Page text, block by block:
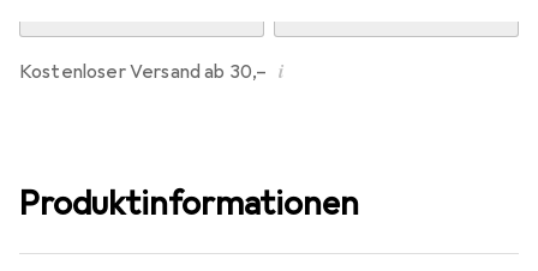
Kostenloser Versand ab 30,– i
Produktinformationen